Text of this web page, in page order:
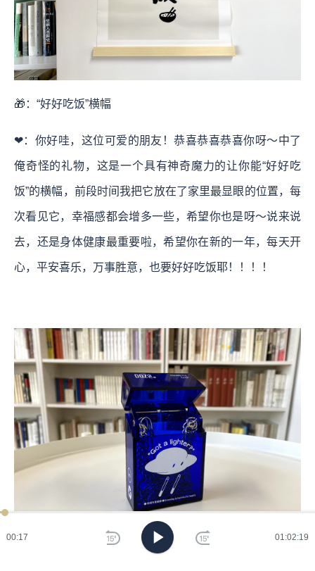
00:19 01:02:19
🎁：“好好吃饭”横幅
❤：你好哇，这位可爱的朋友！恭喜恭喜恭喜你呀～中了
俺奇怪的礼物，这是一个具有神奇魔力的让你能“好好吃
饭”的横幅，前段时间我把它放在了家里最显眼的位置，每
次看见它，幸福感都会增多一些，希望你也是呀～说来说
去，还是身体健康最重要啦，希望你在新的一年，每天开
心，平安喜乐，万事胜意，也要好好吃饭耶！！！！